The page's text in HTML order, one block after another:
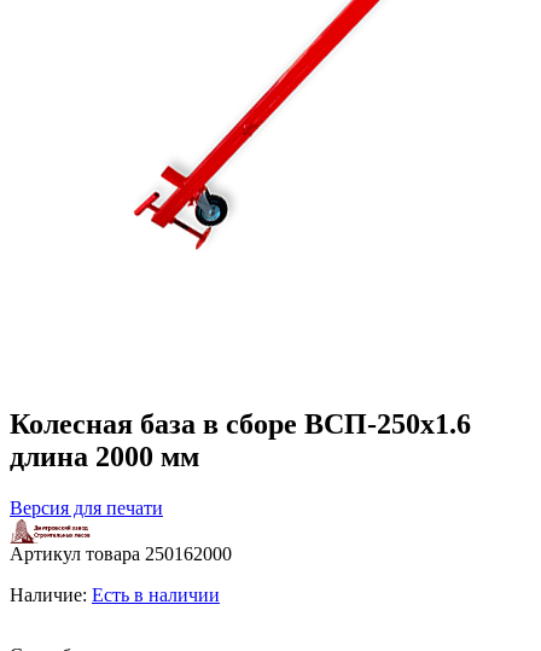
Колесная база в сборе ВСП-250х1.6
длина 2000 мм
Версия для печати
Артикул товара 250162000
Наличие: Есть в наличии